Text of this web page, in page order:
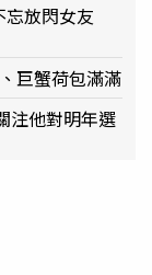
放閃女友
巨蟹荷包滿滿
注他對明年選